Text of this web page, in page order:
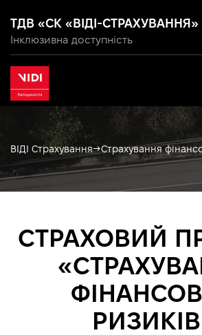
ТДВ «СК «ВІДІ-СТРАХУВАННЯ»
Інклюзивна доступність
ВІДІ Страхування→Страхування
СТРАХОВИЙ